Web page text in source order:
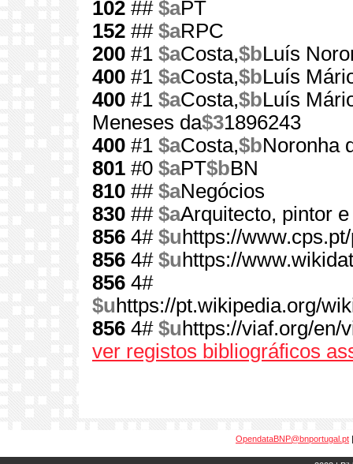
102 ## $aPT
152 ## $aRPC
200 #1 $aCosta,$bLuís
400 #1 $aCosta,$bLuís
400 #1 $aCosta,$bLuís
Meneses da$31896243
400 #1 $aCosta,$bNoronha
801 #0 $aPT$bBN
810 ## $aNegócios
830 ## $aArquitecto, pintor
856 4# $u https://
856 4# $u https://
856 4#
$u https://pt.wikipedia.org/
856 4# $u https://viaf.org/en/
ver registos bibliográficos
OpendataBNP@bnportugal.pt